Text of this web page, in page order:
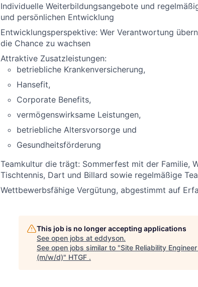
Individuelle Weiterbildungsangebote und
und persönlichen Entwicklung
Entwicklungsperspektive: Wer Verantwortung
die Chance zu wachsen
Attraktive Zusatzleistungen:
betriebliche Krankenversicherung,
Hansefit,
Corporate Benefits,
vermögenswirksame Leistungen,
betriebliche Altersvorsorge und
Gesundheitsförderung
Teamkultur die trägt: Sommerfest mit der Familie,
Tischtennis, Dart und Billard sowie regelmäßige
Wettbewerbsfähige Vergütung, abgestimmt auf
This job is no longer accepting applications
See open jobs at eddyson.
See open jobs similar to "Site Reliability
(m/w/d)" HTGF .